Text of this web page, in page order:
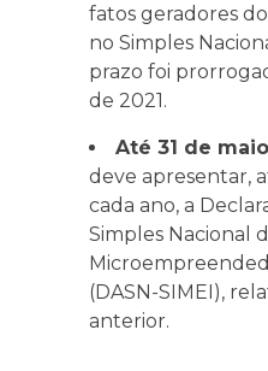
fatos geradores
no Simples
prazo foi
de 2021.
Até 31 de
deve apresentar,
cada ano, a
Simples Nacional
(DASN-SIMEI),
anterior.